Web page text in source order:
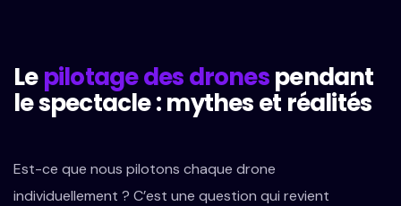
Lepilotage des dronespendant
le spectacle : mythes et réalités
Est-ce que nous pilotons chaque drone
individuellement ? C’est une question qui revient